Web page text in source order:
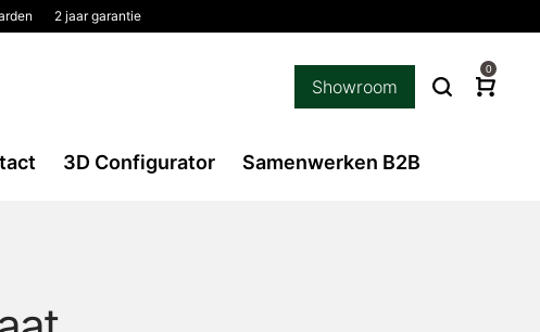
2 jaar garantie
Showroom
0
3D Configurator Samenwerken B2B